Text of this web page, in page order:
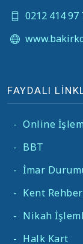
0212 414 97
FAYDALI
- Online
- BBT
- İmar
- Kent
- Nikah
- Halk Kart